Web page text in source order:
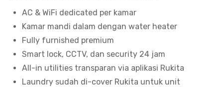
AC & WiFi dedicated per kamar
Kamar mandi dalam dengan water heater
Fully furnished premium
Smart lock, CCTV, dan security 24 jam
All-in utilities transparan via aplikasi Rukita
Laundry sudah di-cover Rukita untuk unit